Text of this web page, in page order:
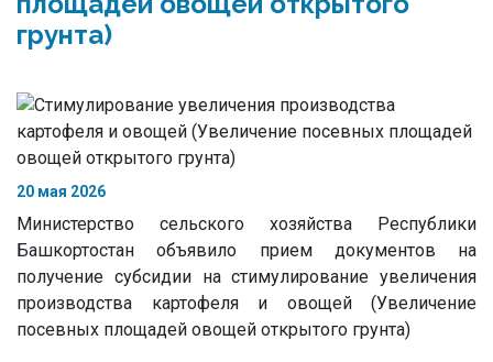
грунта)
20 мая 2026
Министерство сельского хозяйства Республики
Башкортостан объявило прием документов на
получение субсидии на стимулирование увеличения
производства картофеля и овощей (Увеличение
посевных площадей овощей открытого грунта)